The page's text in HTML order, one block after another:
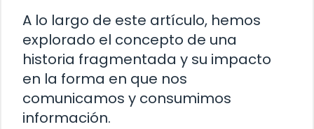
A lo largo de este artículo, hemos
explorado el concepto de una
historia fragmentada y su impacto
en la forma en que nos
comunicamos y consumimos
información.